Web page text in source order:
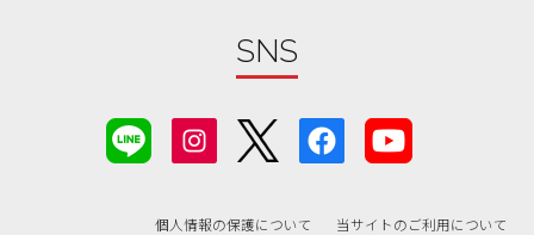
2019年03月
SNS
個人情報の保護について 当サイトのご利用について